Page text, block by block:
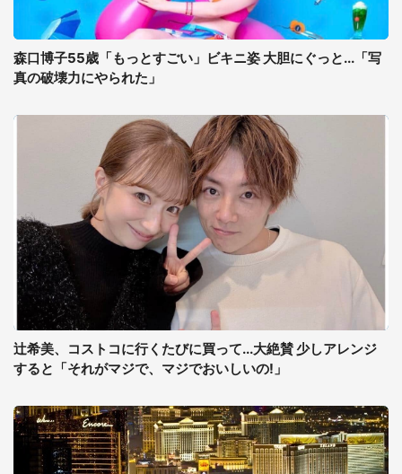
森口博子55歳「もっとすごい」ビキニ姿 大胆にぐっと...「写
真の破壊力にやられた」
辻希美、コストコに行くたびに買って...大絶賛 少しアレンジ
すると「それがマジで、マジでおいしいの!」